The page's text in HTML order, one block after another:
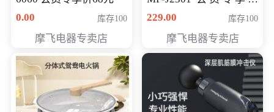
0.00
库存100
摩飞电器专卖店
168元
229.00 库存100
摩飞电器专卖店